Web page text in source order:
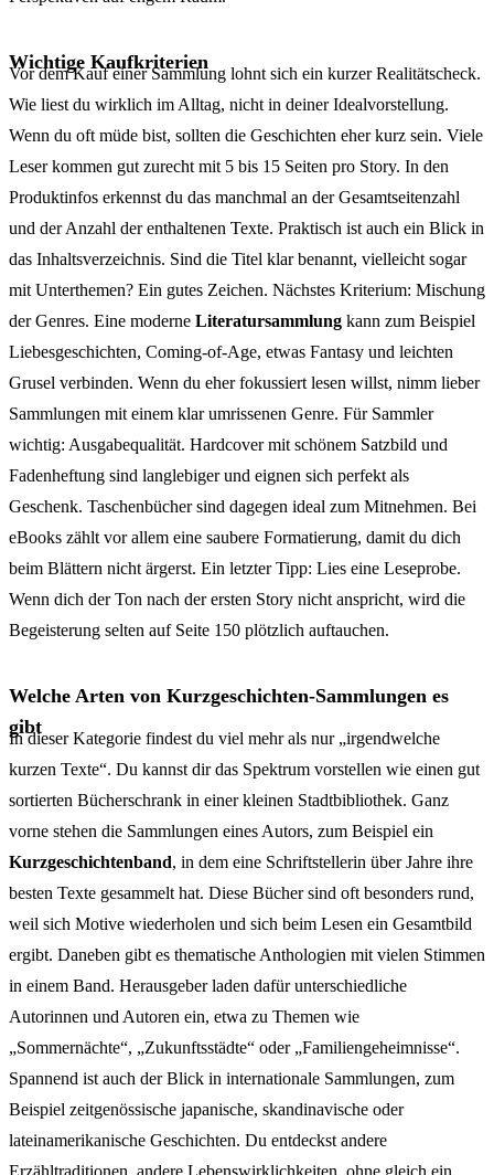
Wichtige Kaufkriterien
Vor dem Kauf einer Sammlung lohnt sich ein kurzer Realitätscheck.
Wie liest du wirklich im Alltag, nicht in deiner Idealvorstellung.
Wenn du oft müde bist, sollten die Geschichten eher kurz sein. Viele
Leser kommen gut zurecht mit 5 bis 15 Seiten pro Story. In den
Produktinfos erkennst du das manchmal an der Gesamtseitenzahl
und der Anzahl der enthaltenen Texte. Praktisch ist auch ein Blick in
das Inhaltsverzeichnis. Sind die Titel klar benannt, vielleicht sogar
mit Unterthemen? Ein gutes Zeichen. Nächstes Kriterium: Mischung
der Genres. Eine moderne Literatursammlung kann zum Beispiel
Liebesgeschichten, Coming-of-Age, etwas Fantasy und leichten
Grusel verbinden. Wenn du eher fokussiert lesen willst, nimm lieber
Sammlungen mit einem klar umrissenen Genre. Für Sammler
wichtig: Ausgabequalität. Hardcover mit schönem Satzbild und
Fadenheftung sind langlebiger und eignen sich perfekt als
Geschenk. Taschenbücher sind dagegen ideal zum Mitnehmen. Bei
eBooks zählt vor allem eine saubere Formatierung, damit du dich
beim Blättern nicht ärgerst. Ein letzter Tipp: Lies eine Leseprobe.
Wenn dich der Ton nach der ersten Story nicht anspricht, wird die
Begeisterung selten auf Seite 150 plötzlich auftauchen.
Welche Arten von Kurzgeschichten-Sammlungen es
gibt
In dieser Kategorie findest du viel mehr als nur „irgendwelche
kurzen Texte“. Du kannst dir das Spektrum vorstellen wie einen gut
sortierten Bücherschrank in einer kleinen Stadtbibliothek. Ganz
vorne stehen die Sammlungen eines Autors, zum Beispiel ein
Kurzgeschichtenband, in dem eine Schriftstellerin über Jahre ihre
besten Texte gesammelt hat. Diese Bücher sind oft besonders rund,
weil sich Motive wiederholen und sich beim Lesen ein Gesamtbild
ergibt. Daneben gibt es thematische Anthologien mit vielen Stimmen
in einem Band. Herausgeber laden dafür unterschiedliche
Autorinnen und Autoren ein, etwa zu Themen wie
„Sommernächte“, „Zukunftsstädte“ oder „Familiengeheimnisse“.
Spannend ist auch der Blick in internationale Sammlungen, zum
Beispiel zeitgenössische japanische, skandinavische oder
lateinamerikanische Geschichten. Du entdeckst andere
Erzähltraditionen, andere Lebenswirklichkeiten, ohne gleich ein